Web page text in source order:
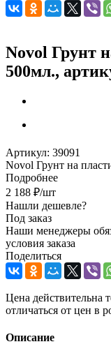
Novol Грунт
500мл.,
Артикул: 39091
Novol Грунт на
Подробнее
2 188 ₽/шт
Нашли дешевле?
Под заказ
Наши менеджеры
условия заказа
Поделиться
Цена действительна
отличаться от цен в
Описание